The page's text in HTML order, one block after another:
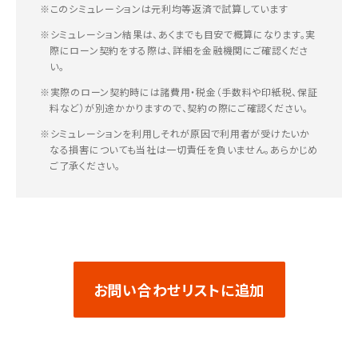
※このシミュレーションは元利均等返済で試算しています
※シミュレーション結果は、あくまでも目安で概算になります。実
際にローン契約をする際は、詳細を金融機関にご確認くださ
い。
※実際のローン契約時には諸費用・税金（手数料や印紙税、保証
料など）が別途かかりますので、契約の際にご確認ください。
※シミュレーションを利用しそれが原因で利用者が受けたいか
なる損害についても当社は一切責任を負いません。あらかじめ
ご了承ください。
お問い合わせリストに追加